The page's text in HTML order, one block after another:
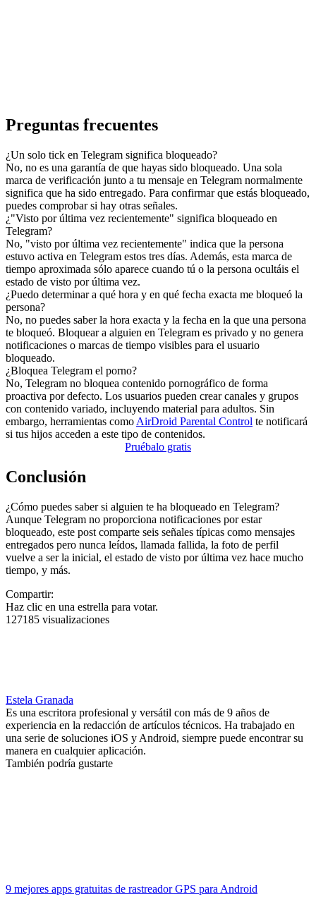
Preguntas frecuentes
¿Un solo tick en Telegram significa bloqueado?
No, no es una garantía de que hayas sido bloqueado. Una sola
marca de verificación junto a tu mensaje en Telegram normalmente
significa que ha sido entregado. Para confirmar que estás bloqueado,
puedes comprobar si hay otras señales.
¿"Visto por última vez recientemente" significa bloqueado en
Telegram?
No, "visto por última vez recientemente" indica que la persona
estuvo activa en Telegram estos tres días. Además, esta marca de
tiempo aproximada sólo aparece cuando tú o la persona ocultáis el
estado de visto por última vez.
¿Puedo determinar a qué hora y en qué fecha exacta me bloqueó la
persona?
No, no puedes saber la hora exacta y la fecha en la que una persona
te bloqueó. Bloquear a alguien en Telegram es privado y no genera
notificaciones o marcas de tiempo visibles para el usuario
bloqueado.
¿Bloquea Telegram el porno?
No, Telegram no bloquea contenido pornográfico de forma
proactiva por defecto. Los usuarios pueden crear canales y grupos
con contenido variado, incluyendo material para adultos. Sin
embargo, herramientas como AirDroid Parental Control te notificará
si tus hijos acceden a este tipo de contenidos.
Pruébalo gratis
Conclusión
¿Cómo puedes saber si alguien te ha bloqueado en Telegram?
Aunque Telegram no proporciona notificaciones por estar
bloqueado, este post comparte seis señales típicas como mensajes
entregados pero nunca leídos, llamada fallida, la foto de perfil
vuelve a ser la inicial, el estado de visto por última vez hace mucho
tiempo, y más.
Compartir:
Haz clic en una estrella para votar.
127185 visualizaciones
Estela Granada
Es una escritora profesional y versátil con más de 9 años de
experiencia en la redacción de artículos técnicos. Ha trabajado en
una serie de soluciones iOS y Android, siempre puede encontrar su
manera en cualquier aplicación.
También podría gustarte
9 mejores apps gratuitas de rastreador GPS para Android